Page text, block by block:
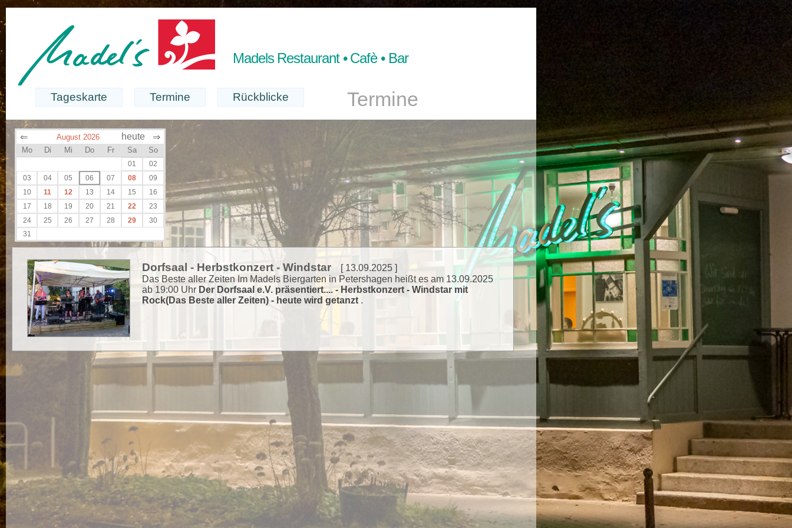
Madels Restaurant • Cafè • Bar
Tageskarte Termine Rückblicke Termine
Dorfsaal - Herbstkonzert - Windstar
[ 13.09.2025 ]
Das Beste aller Zeiten Im Madels Biergarten in Petershagen heißt es am 13.09.2025
ab 19:00 Uhr Der Dorfsaal e.V. präsentiert.... - Herbstkonzert - Windstar mit
Rock(Das Beste aller Zeiten) - heute wird getanzt .